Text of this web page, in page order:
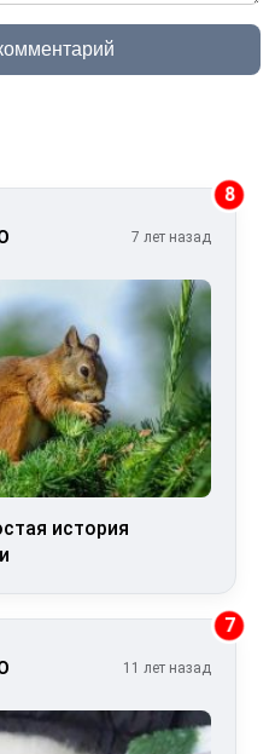
8
7 лет назад
история
7
11 лет назад